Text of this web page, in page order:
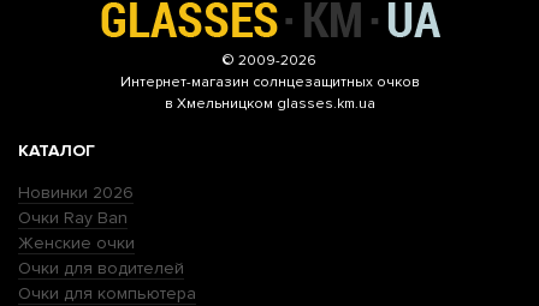
© 2009-2026
Интернет-магазин солнцезащитных очков
в Хмельницком glasses.km.ua
КАТАЛОГ
Новинки 2026
Очки Ray Ban
Женские очки
Очки для водителей
Очки для компьютера